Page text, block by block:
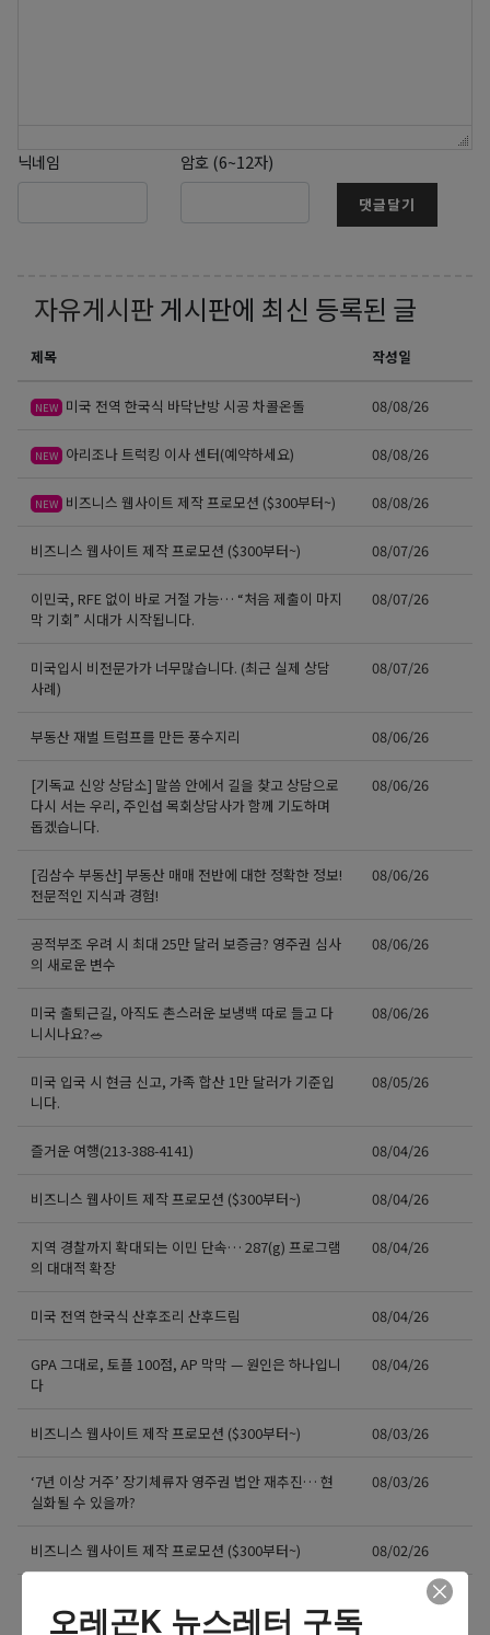
닉네임 암호 (6~12자)
댓글달기
자유게시판 게시판에 최신 등록된 글
제목 작성일
NEW 미국 전역 한국식 바닥난방 시공 차콜온돌 08/08/26
NEW 아리조나 트럭킹 이사 센터(예약하세요) 08/08/26
NEW 비즈니스 웹사이트 제작 프로모션 ($300부터~) 08/08/26
비즈니스 웹사이트 제작 프로모션 ($300부터~) 08/07/26
이민국, RFE 없이 바로 거절 가능… “처음 제출이 마지
막 기회” 시대가 시작됩니다.
08/07/26
미국입시 비전문가가 너무많습니다. (최근 실제 상담
사례)
08/07/26
부동산 재벌 트럼프를 만든 풍수지리 08/06/26
[기독교 신앙 상담소] 말씀 안에서 길을 찾고 상담으로
다시 서는 우리, 주인섭 목회상담사가 함께 기도하며
돕겠습니다.
08/06/26
[김삼수 부동산] 부동산 매매 전반에 대한 정확한 정보!
전문적인 지식과 경험!
08/06/26
공적부조 우려 시 최대 25만 달러 보증금? 영주권 심사
의 새로운 변수
08/06/26
미국 출퇴근길, 아직도 촌스러운 보냉백 따로 들고 다
니시나요?🥗
08/06/26
미국 입국 시 현금 신고, 가족 합산 1만 달러가 기준입
니다.
08/05/26
즐거운 여행(213-388-4141) 08/04/26
비즈니스 웹사이트 제작 프로모션 ($300부터~) 08/04/26
지역 경찰까지 확대되는 이민 단속… 287(g) 프로그램
의 대대적 확장
08/04/26
미국 전역 한국식 산후조리 산후드림 08/04/26
GPA 그대로, 토플 100점, AP 막막 — 원인은 하나입니
다
08/04/26
비즈니스 웹사이트 제작 프로모션 ($300부터~) 08/03/26
‘7년 이상 거주’ 장기체류자 영주권 법안 재추진… 현
실화될 수 있을까?
08/03/26
비즈니스 웹사이트 제작 프로모션 ($300부터~) 08/02/26
오레곤K 뉴스레터 구독